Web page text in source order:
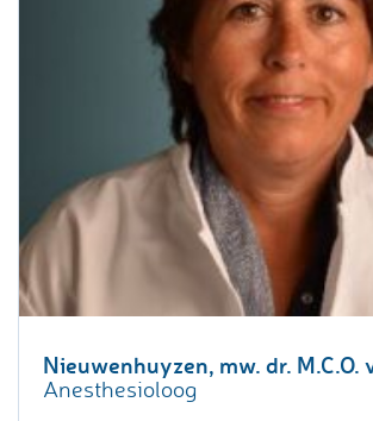
Nieuwenhuyzen, mw. dr. M.C.O.
Anesthesioloog